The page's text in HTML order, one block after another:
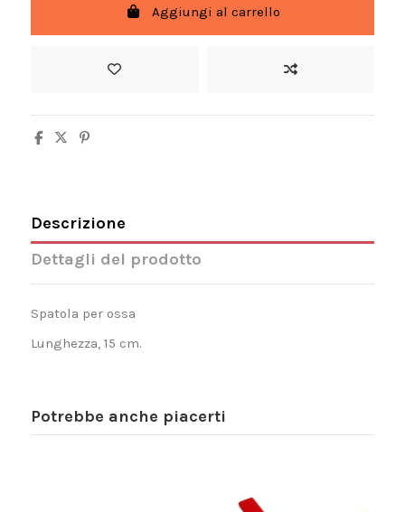
Aggiungi al carrello
Descrizione
Dettagli del prodotto
Spatola per ossa
Lunghezza, 15 cm.
Potrebbe anche piacerti